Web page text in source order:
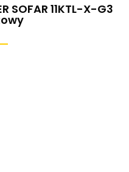
SOFAR 11KTL-X-G3